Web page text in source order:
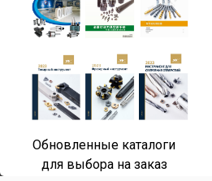
Обновленные каталоги
для выбора на заказ